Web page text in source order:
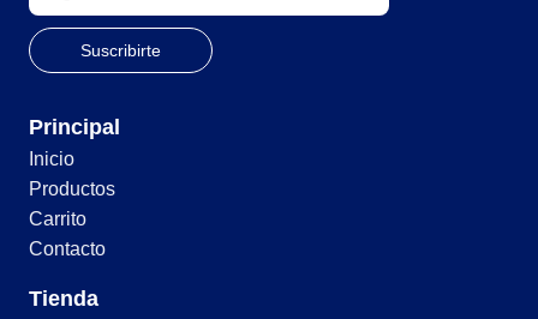
Principal
Inicio
Productos
Carrito
Contacto
Tienda